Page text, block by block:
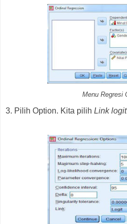
Menu Regresi
3. Pilih Option. Kita pilih Link logit